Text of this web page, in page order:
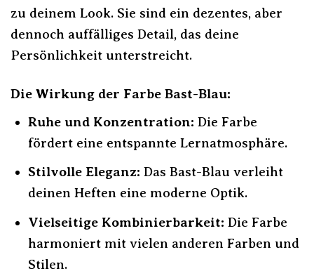
zu deinem Look. Sie sind ein dezentes, aber
dennoch auffälliges Detail, das deine
Persönlichkeit unterstreicht.
Die Wirkung der Farbe Bast-Blau:
Ruhe und Konzentration: Die Farbe
fördert eine entspannte Lernatmosphäre.
Stilvolle Eleganz: Das Bast-Blau verleiht
deinen Heften eine moderne Optik.
Vielseitige Kombinierbarkeit: Die Farbe
harmoniert mit vielen anderen Farben und
Stilen.